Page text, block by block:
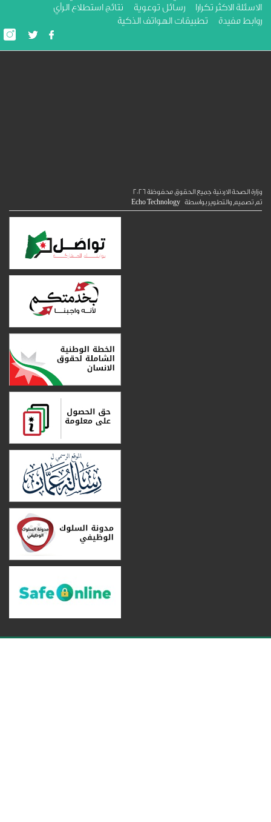
الاكثر تكرارا
رسائل توعوية
نتائج استطلاع الرأي
مفيدة
تطبيقات الهواتف الذكية
الصحة الاردنية جميع الحقوق محفوظة2026
والتطوير بواسطة Echo Technology